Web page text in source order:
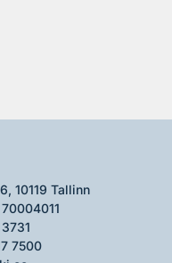
10119 Tallinn
7500